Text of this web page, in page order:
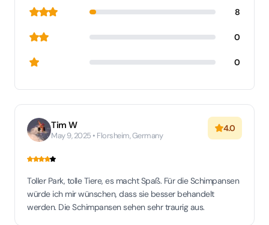
8
0
0
Tim W
May 9, 2025 • Florsheim, Germany
4.0
Toller Park, tolle Tiere, es macht Spaß. Für die Schimpansen
würde ich mir wünschen, dass sie besser behandelt
werden. Die Schimpansen sehen sehr traurig aus.